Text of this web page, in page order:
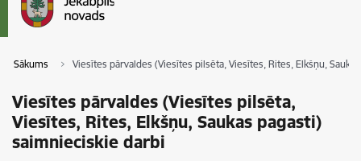
Sākums Viesītes pārvaldes (Viesītes pilsēta, Viesītes, Rites, Elkšņu,
Viesītes pārvaldes (Viesītes pilsēta,
Viesītes, Rites, Elkšņu, Saukas pagasti)
saimnieciskie darbi